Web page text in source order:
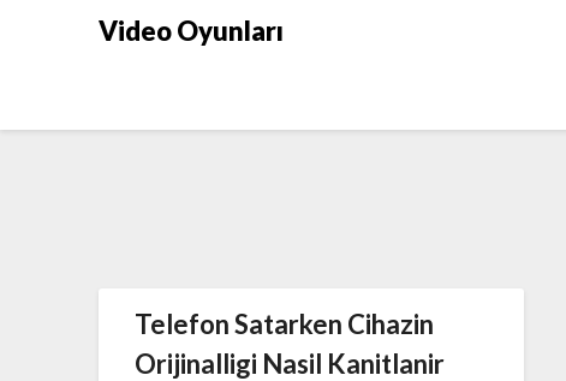
Video Oyunları
Telefon Satarken Cihazin
Orijinalligi Nasil Kanitlanir